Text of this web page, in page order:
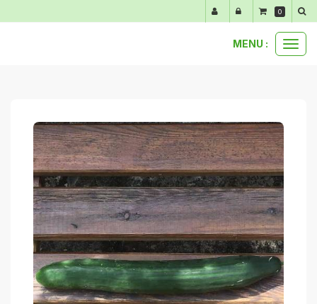
MENU :
0